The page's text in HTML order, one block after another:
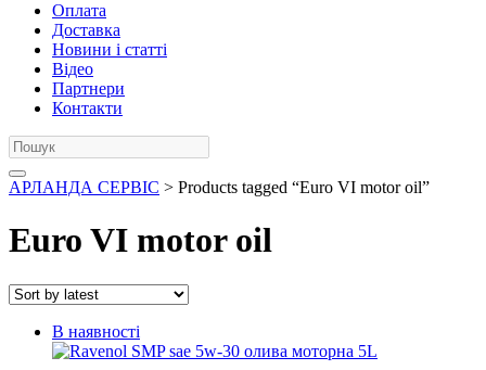
Оплата
Доставка
Новини і статті
Відео
Партнери
Контакти
АРЛАНДА СЕРВІС > Products tagged “Euro VI motor oil”
Euro VI motor oil
В наявності